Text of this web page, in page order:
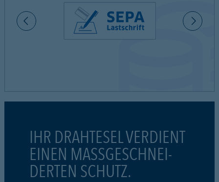
IHR DRAHTESEL VERDIENT
EINEN MASSGESCHNEI-
DERTEN SCHUTZ.